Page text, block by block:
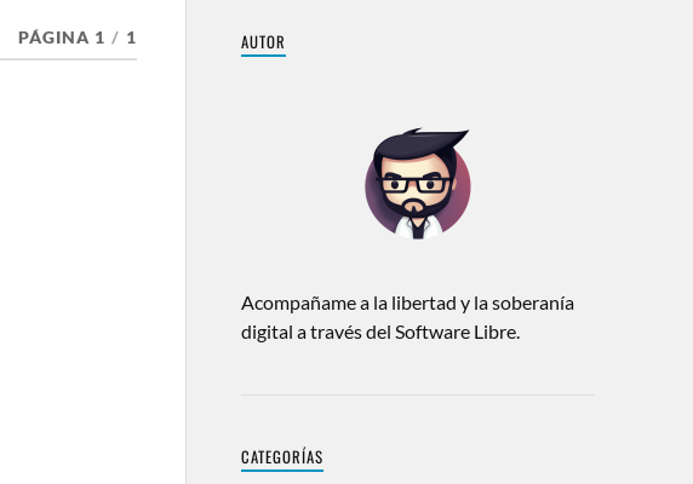
PÁGINA 1 / 1 AUTOR
Acompañame a la libertad y la soberanía
digital a través del Software Libre.
CATEGORÍAS